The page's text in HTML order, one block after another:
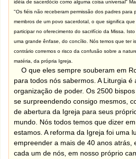
idéia de sacerdócio como alguma coisa universal"
"Os fiéis não receberam permissão dos padres para
membros de um povo sacerdotal, o que significa
participar no oferecimento do sacrifício da Missa.
uma grande ênfase, do concílio. Nós temos que ter
contrário corremos o risco da confusão sobre a
matéria, da própria Igreja.
O que eles sempre souberam em
para todos nós sabermos. A Liturgia é
organização de poder. Os 2500
se surpreendendo consigo mesmos,
de abertura da Igreja para seus
mundo. Nós todos temos que dizer
estamos. A reforma da Igreja foi uma
empreender a mais de 40 anos atrás,
cada um de nós, em nosso próprio